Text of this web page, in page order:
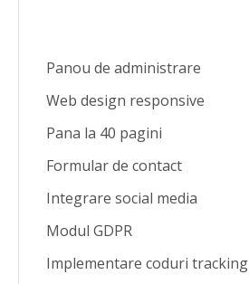
Panou de administrare
Web design responsive
Pana la 40 pagini
Formular de contact
Integrare social media
Modul GDPR
Implementare coduri tracking